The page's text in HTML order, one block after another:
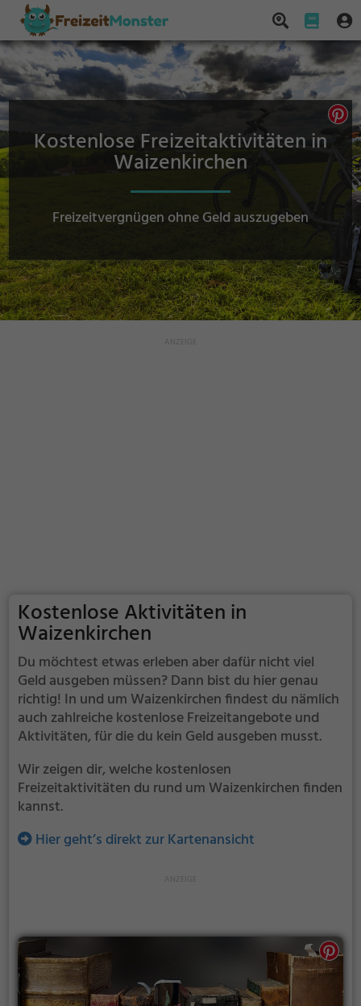
Kostenlose Freizeitaktivitäten in
Waizenkirchen
Freizeitvergnügen ohne Geld auszugeben
Kostenlose Aktivitäten in
Waizenkirchen
Du möchtest etwas erleben aber dafür nicht viel
Geld ausgeben müssen? Dann bist du hier genau
richtig! In und um Waizenkirchen findest du nämlich
auch zahlreiche kostenlose Freizeitangebote und
Aktivitäten, für die du kein Geld ausgeben musst.
Wir zeigen dir, welche kostenlosen
Freizeitaktivitäten du rund um Waizenkirchen finden
kannst.
Hier geht’s direkt zur Kartenansicht